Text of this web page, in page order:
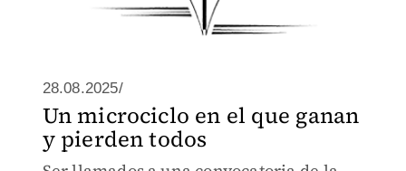
28.08.2025/
Un microciclo en el que ganan
y pierden todos